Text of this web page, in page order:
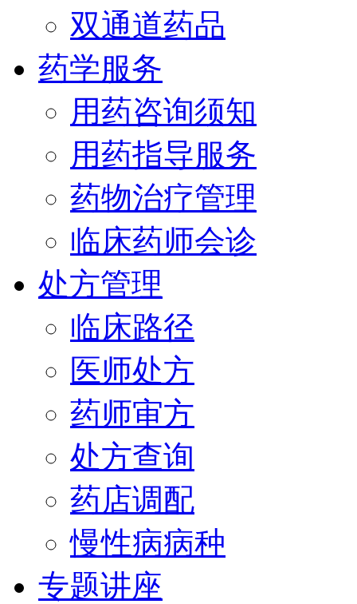
双通道药品
药学服务
用药咨询须知
用药指导服务
药物治疗管理
临床药师会诊
处方管理
临床路径
医师处方
药师审方
处方查询
药店调配
慢性病病种
专题讲座